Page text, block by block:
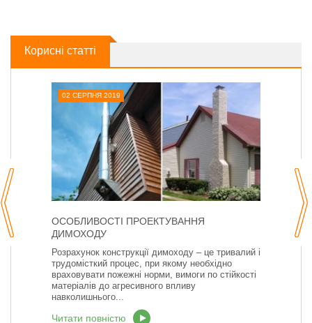
Корисні статті
02 СЕРПНЯ 2019
ОСОБЛИВОСТІ ПРОЕКТУВАННЯ
ДИМОХОДУ
Розрахунок конструкції димоходу – це тривалий і
трудомісткий процес, при якому необхідно
враховувати пожежні норми, вимоги по стійкості
матеріалів до агресивного впливу
навколишнього...
Читати повністю